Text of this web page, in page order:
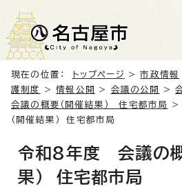
現在の位置： トップページ >市政情報
護制度
>情報公開 > 会議の公開 >
会議の概要（開催結果） 住宅都市局
>
（開催結果） 住宅都市局
令和8年度 会議の概
果） 住宅都市局